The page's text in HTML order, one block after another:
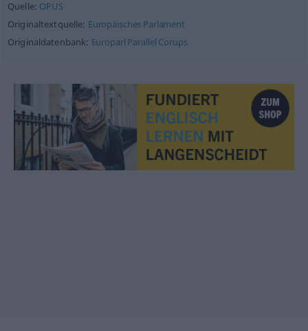
Quelle: OPUS
Originaltextquelle: Europäisches Parlament
Originaldatenbank: Europarl Parallel Corups